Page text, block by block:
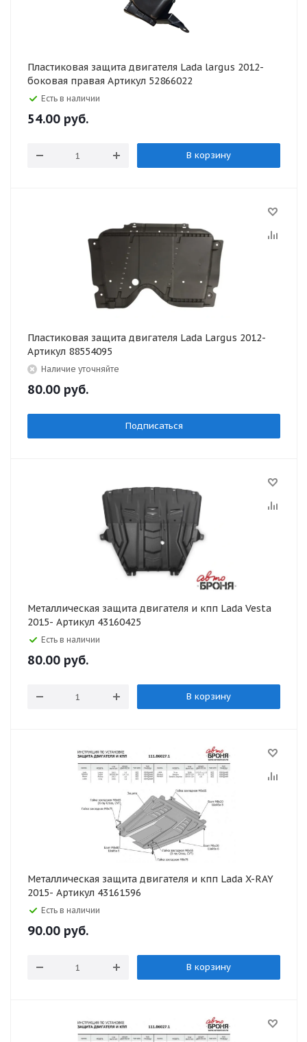
Пластиковая защита двигателя Lada largus 2012-
боковая правая Артикул 52866022
Есть в наличии
54.00 руб.
В корзину
Пластиковая защита двигателя Lada Largus 2012-
Артикул 88554095
Наличие уточняйте
80.00 руб.
Подписаться
Металлическая защита двигателя и кпп Lada Vesta
2015- Артикул 43160425
Есть в наличии
80.00 руб.
В корзину
Металлическая защита двигателя и кпп Lada X-RAY
2015- Артикул 43161596
Есть в наличии
90.00 руб.
В корзину